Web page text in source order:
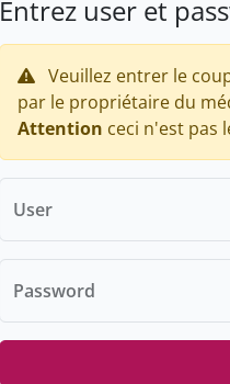
Entrez user et
Veuillez entrer le
par le propriétaire du
Attention ceci n'est pas
User
Password